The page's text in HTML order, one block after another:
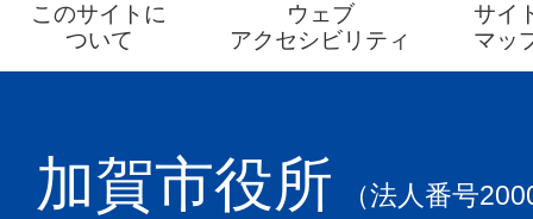
このサイトに
ついて
ウェブ
アクセシビリティ
サイ
マッ
加賀市役所 （法人番号